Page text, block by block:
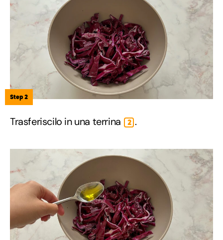
Step 2
Trasferiscilo in una terrina 2 .